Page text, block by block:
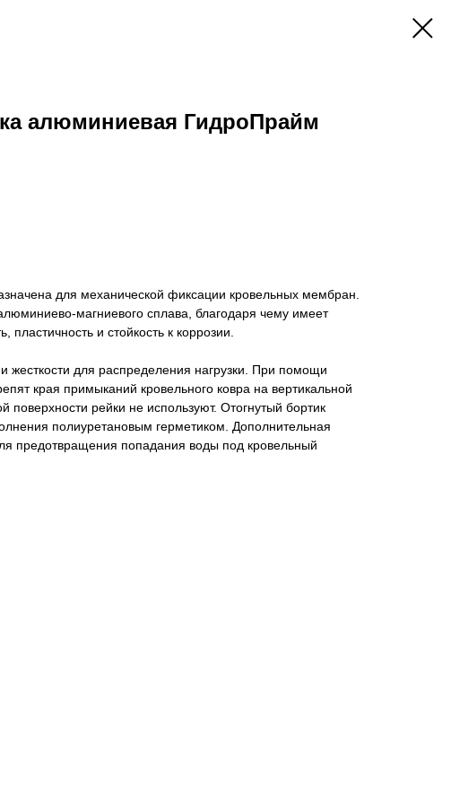
алюминиевая ГидроПрайм
для механической фиксации кровельных мембран.
магниевого сплава, благодаря чему имеет
пластичность и стойкость к коррозии.
жесткости для распределения нагрузки. При помощи
края примыканий кровельного ковра на вертикальной
поверхности рейки не используют. Отогнутый бортик
полиуретановым герметиком. Дополнительная
предотвращения попадания воды под кровельный